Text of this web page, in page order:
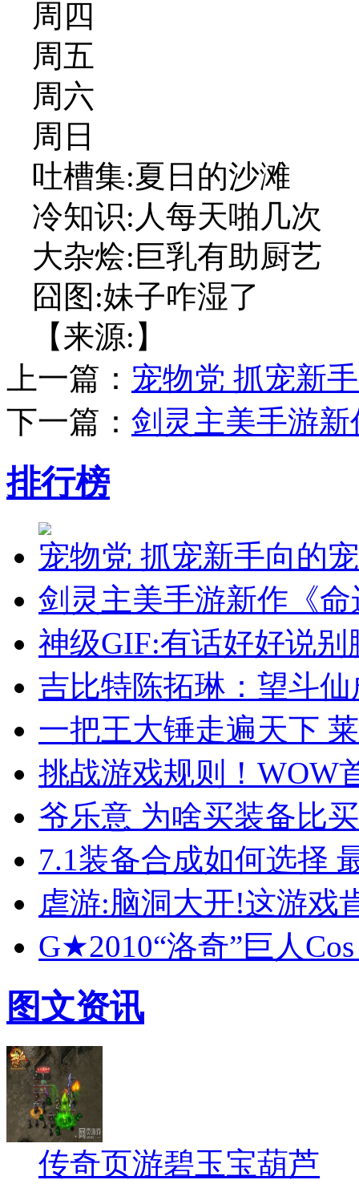
周四
周五
周六
周日
吐槽集:夏日的沙滩
冷知识:人每天啪几次
大杂烩:巨乳有助厨艺
囧图:妹子咋湿了
【来源:】
上一篇： 宠物党 抓宠新
下一篇： 剑灵主美手游
排行榜
宠物党 抓宠新手向的
剑灵主美手游新作《
神级GIF:有话好好说
吉比特陈拓琳：望斗
一把王大锤走遍天下
挑战游戏规则！WOW
爷乐意 为啥买装备比
7.1装备合成如何选择
虐游:脑洞大开!这游戏
G★2010“洛奇”巨人
图文资讯
传奇页游碧玉宝葫芦